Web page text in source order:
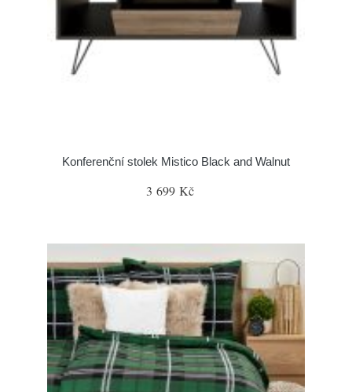
Konferenční stolek Mistico Black and Walnut
3 699 Kč